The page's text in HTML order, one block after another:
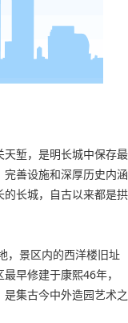
堑，是明长城中保存最
善设施和深厚历史内涵
长城，自古以来都是拱
，景区内的西洋楼旧址
早修建于康熙46年，
集古今中外造园艺术之